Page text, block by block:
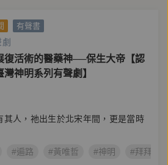
有聲書
復活術的醫藥神──保生大帝【認
灣神明系列有聲劇】
其人，祂出生於北宋年間，更是當時
#遍路 #黃唯哲 #神明 #拜拜